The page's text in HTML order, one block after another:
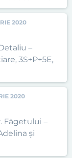
2020
–
3S+P+5E,
2020
Făgetului –
și